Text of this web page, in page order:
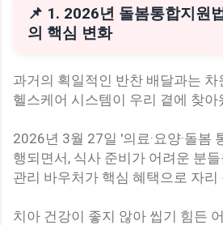
📌 1. 2026년 돌봄통합지원
의 핵심 변화
과거의 획일적인 반찬 배달과는 차
헬스케어 시스템이 우리 곁에 찾아
2026년 3월 27일 '의료·요양·돌봄
행되면서, 식사 준비가 어려운 분
관리 바우처가 핵심 혜택으로 자리
치아 건강이 좋지 않아 씹기 힘든